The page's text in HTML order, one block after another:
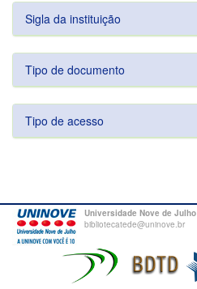
Sigla da instituição
Tipo de documento
Tipo de acesso
Universidade Nove de Julho
bibliotecatede@uninove.br